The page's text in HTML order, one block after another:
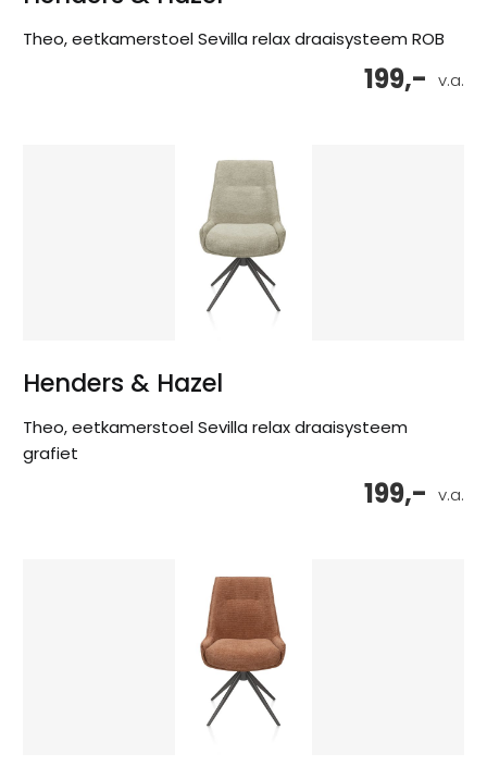
Theo, eetkamerstoel Sevilla relax draaisysteem ROB
v.a.
199,-
Henders & Hazel
Theo, eetkamerstoel Sevilla relax draaisysteem
grafiet
v.a.
199,-